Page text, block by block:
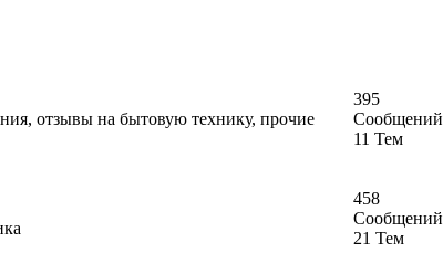
отзывы на бытовую технику, прочие
395
Сообщений
11 Тем
458
Сообщений
21 Тем